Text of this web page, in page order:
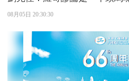
08月05日 20:30:30